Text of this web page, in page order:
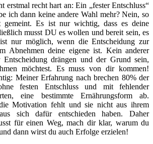
erstmal recht hart an: Ein „fester Entschluss“
ich dann keine andere Wahl mehr? Nein, so
gemeint. Es ist nur wichtig, dass es deine
musst DU es wollen und bereit sein, es
nur möglich, wenn die Entscheidung zur
Abnehmen deine eigene ist. Kein anderer
drängen und der Grund sein,
möchtest. Es muss von dir kommen!
Meiner Erfahrung nach brechen 80% der
festen Entschluss und mit fehlender
eine bestimmte Ernährungsform ab.
Motivation fehlt und sie nicht aus ihrem
sich dafür entschieden haben. Daher
für einen Weg, mach dir klar, warum du
dann wirst du auch Erfolge erzielen!